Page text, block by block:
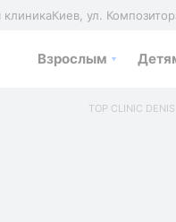
Киев, ул.
Взрослым
TOP CLINIC DENIS